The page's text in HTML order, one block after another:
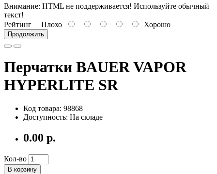
Внимание: HTML не поддерживается! Используйте обычный
текст!
Рейтинг Плохо Хорошо
Продолжить
Перчатки BAUER VAPOR
HYPERLITE SR
Код товара: 98868
Доступность: На складе
0.00 р.
Кол-во
В корзину